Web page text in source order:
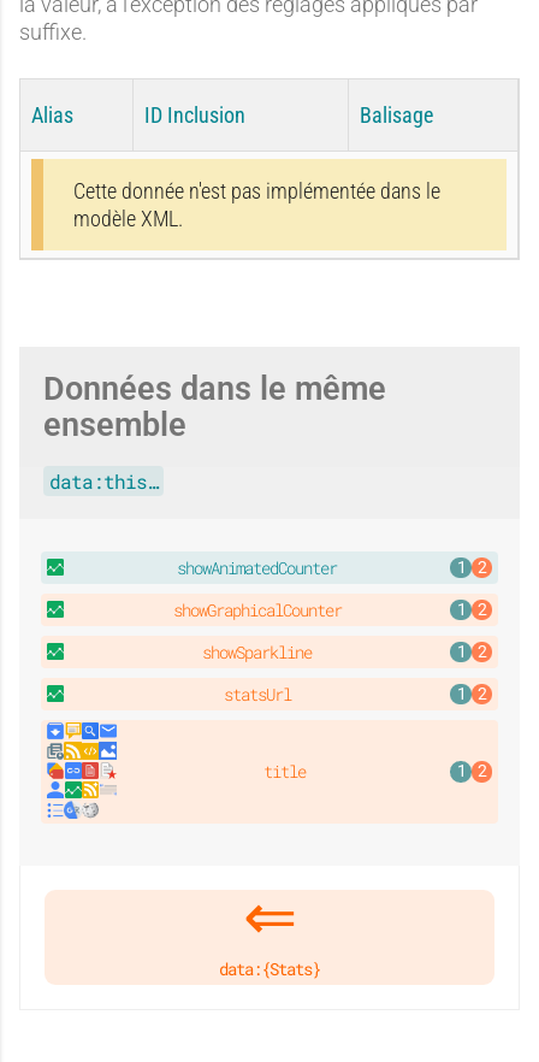
suffixe.
Alias ID Inclusion Balisage
Cette donnée n'est pas implémentée dans le
modèle XML.
Données dans le même
ensemble
data:this…
showAnimatedCounter
showGraphicalCounter
showSparkline
statsUrl
title
data:{Stats}